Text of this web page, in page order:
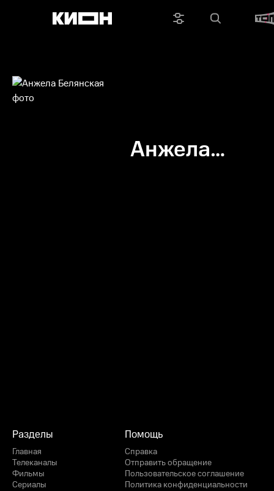
Анжела
Разделы
Главная
Телеканалы
Фильмы
Сериалы
Помощь
Справка
Отправить обращение
Пользовательское соглашение
Политика конфиденциальности